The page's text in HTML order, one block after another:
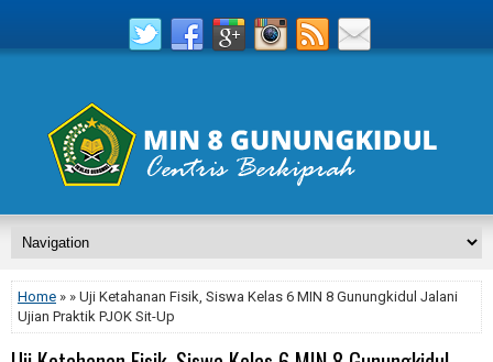
Home » » Uji Ketahanan Fisik, Siswa Kelas 6 MIN 8 Gunungkidul Jalani
Ujian Praktik PJOK Sit-Up